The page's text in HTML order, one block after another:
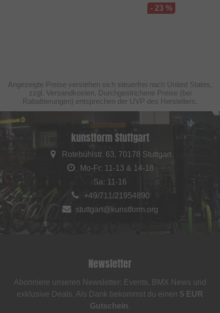
- 23 %
Angezeigte Preise verstehen sich steuerfrei nach United States,
zzgl. Versandkosten. Durchgestrichene Preise (bei
Rabattierungen) entsprechen der UVP des Herstellers.
kunstform Stuttgart
Rotebühlstr. 63, 70178 Stuttgart
Mo-Fr: 11-13 & 14-18
Sa: 11-16
+49/711/21954890
stuttgart@kunstform.org
Newsletter
Abonniere unseren Newsletter: Events, BMX News und
exklusive Deals. Als Dank bekommst du einen 5 EUR
Gutschein.